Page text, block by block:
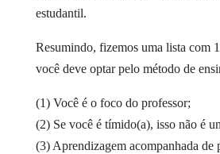
estudantil.
Resumindo, fizemos uma lista com
você deve optar pelo método de
(1) Você é o foco do professor;
(2) Se você é tímido(a), isso não é
(3) Aprendizagem acompanhada de